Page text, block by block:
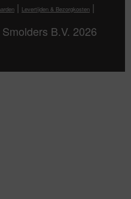
| Levertijden & Bezorgkosten |
B.V. 2026